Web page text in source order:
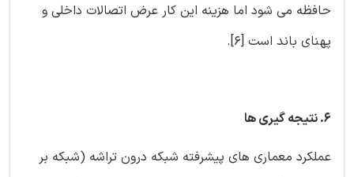
حافظه می شود اما هزینه این کار عرض اتصالات داخلی و
پهنای باند است [6].
6. نتیجه گیری ها
عملکرد معماری های پیشرفته شبکه درون تراشه (شبکه بر